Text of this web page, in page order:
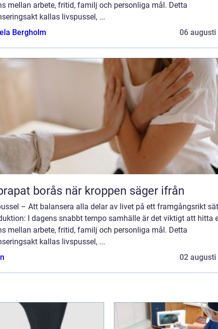
mellan arbete, fritid, familj och personliga mål. Detta
kallas livspussel, ...
Bergholm
06 augusti
Naprapat borås när kroppen säger ifrån
– Att balansera alla delar av livet på ett framgångsrikt
I dagens snabbt tempo samhälle är det viktigt att hitta
mellan arbete, fritid, familj och personliga mål. Detta
kallas livspussel, ...
02 augusti